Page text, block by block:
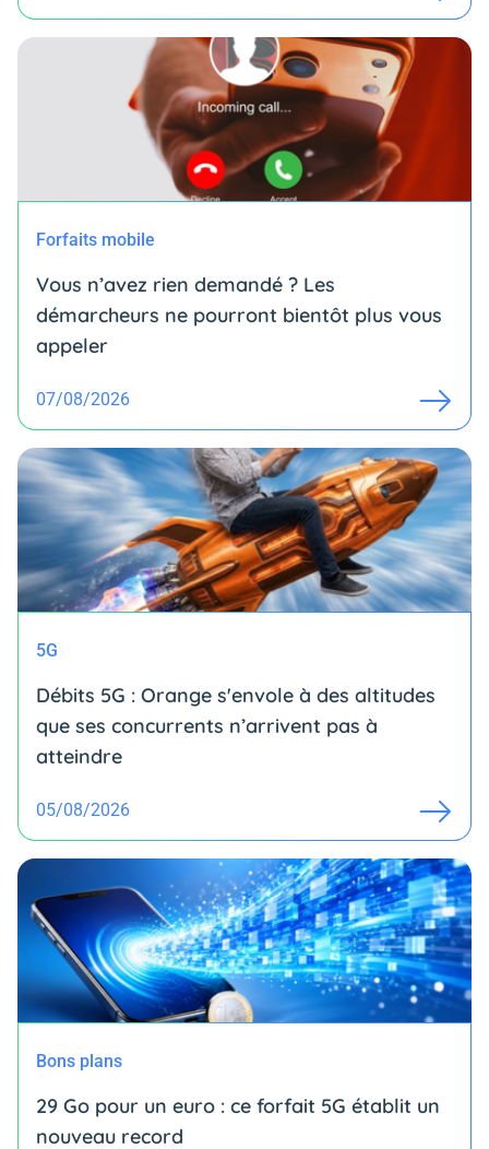
Forfaits mobile
Vous n’avez rien demandé ? Les
démarcheurs ne pourront bientôt plus vous
appeler
07/08/2026
5G
Débits 5G : Orange s'envole à des altitudes
que ses concurrents n’arrivent pas à
atteindre
05/08/2026
Bons plans
29 Go pour un euro : ce forfait 5G établit un
nouveau record